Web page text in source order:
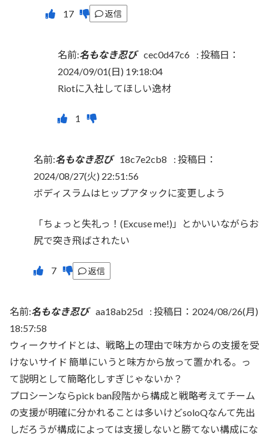
返信
名前:名もなき忍び cec0d47c6 : 投稿日：
2024/09/01(日) 19:18:04
Riotに入社してほしい逸材
名前:名もなき忍び 18c7e2cb8 : 投稿日：
2024/08/27(火) 22:51:56
ボディスラムはヒップアタックに変更しよう
「ちょっと失礼っ！(Excuse me!)」とかいいながらお
尻で突き飛ばされたい
返信
名前:名もなき忍び aa18ab25d : 投稿日：2024/08/26(月)
18:57:58
ウィークサイドとは、戦略上の理由で味方からの支援を受
けないサイド 簡単にいうと味方から放って置かれる。っ
て説明として簡略化しすぎじゃないか？
プロシーンならpick ban段階から構成と戦略考えてチーム
の支援が明確に分かれることは多いけどsoloQなんて先出
しだろうが構成によっては支援しないと勝てない構成にな